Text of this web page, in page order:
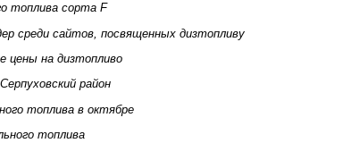
топлива сорта F
среди сайтов, посвященных дизтопливу
цены на дизтопливо
район
топлива в октябре
топлива